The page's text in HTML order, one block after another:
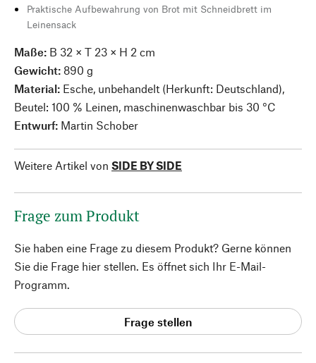
Praktische Aufbewahrung von Brot mit Schneidbrett im
Leinensack
Maße: B 32 × T 23 × H 2 cm
Gewicht: 890 g
Material: Esche, unbehandelt (Herkunft: Deutschland),
Beutel: 100 % Leinen, maschinenwaschbar bis 30 °C
Entwurf: Martin Schober
Weitere Artikel von SIDE BY SIDE
Frage zum Produkt
Sie haben eine Frage zu diesem Produkt? Gerne können
Sie die Frage hier stellen. Es öffnet sich Ihr E-Mail-
Programm.
Frage stellen